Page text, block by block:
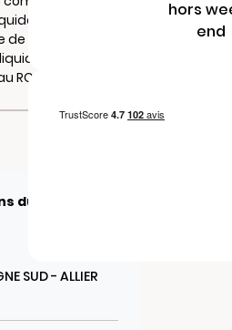
, quitus de
son mandat et
au
de MACON.
du journal
SUD - ALLIER
hors
end